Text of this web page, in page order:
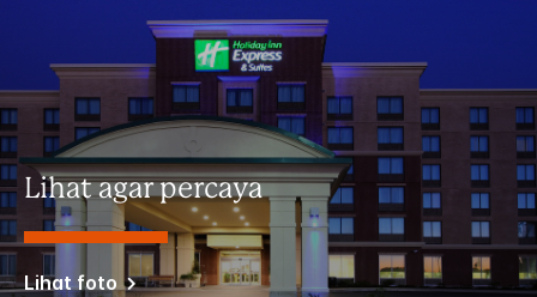
Lihat agar percaya
Lihat foto